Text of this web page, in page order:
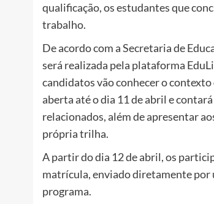
qualificação, os estudantes que
trabalho.
De acordo com a Secretaria de
será realizada pela plataforma
candidatos vão conhecer o
aberta até o dia 11 de abril e
relacionados, além de apresentar
própria trilha.
A partir do dia 12 de abril, os
matrícula, enviado diretamente por
programa.